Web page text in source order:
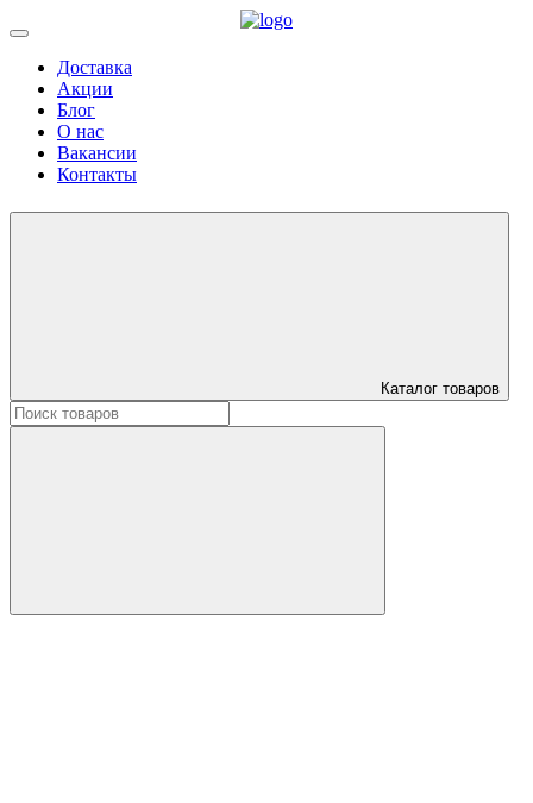
Доставка
Акции
Блог
О нас
Вакансии
Контакты
Каталог товаров
Искать: